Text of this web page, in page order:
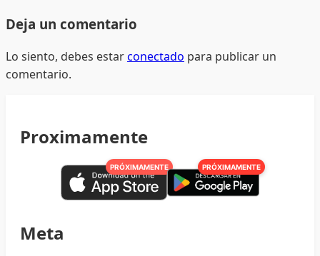
Deja un comentario
Lo siento, debes estarconectado para publicar un
comentario.
Proximamente
PRÓXIMAMENTE PRÓXIMAMENTE
Meta